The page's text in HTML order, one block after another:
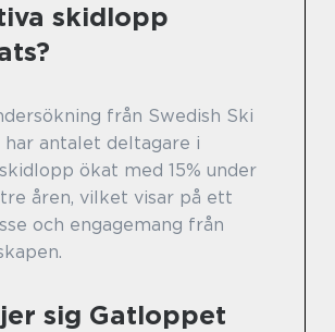
skidlopp
från Swedish Ski
har antalet deltagare i
ökat med 15% under
åren, vilket visar på ett
och engagemang från
sig Gatloppet